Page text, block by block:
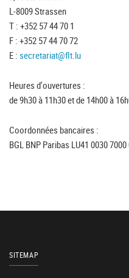
L-8009 Strassen
T : +352 57 44 70 1
F : +352 57 44 70 72
E : secretariat@flt.lu
Heures d'ouvertures :
de 9h30 à 11h30 et de 14h00 à
Coordonnées bancaires :
BGL BNP Paribas LU41 0030
SITEMAP